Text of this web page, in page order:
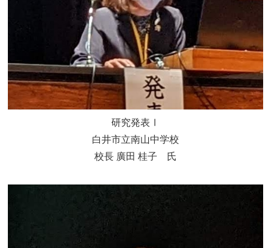
研究発表Ⅰ
白井市立南山中学校
校長 廣田 桂子 氏